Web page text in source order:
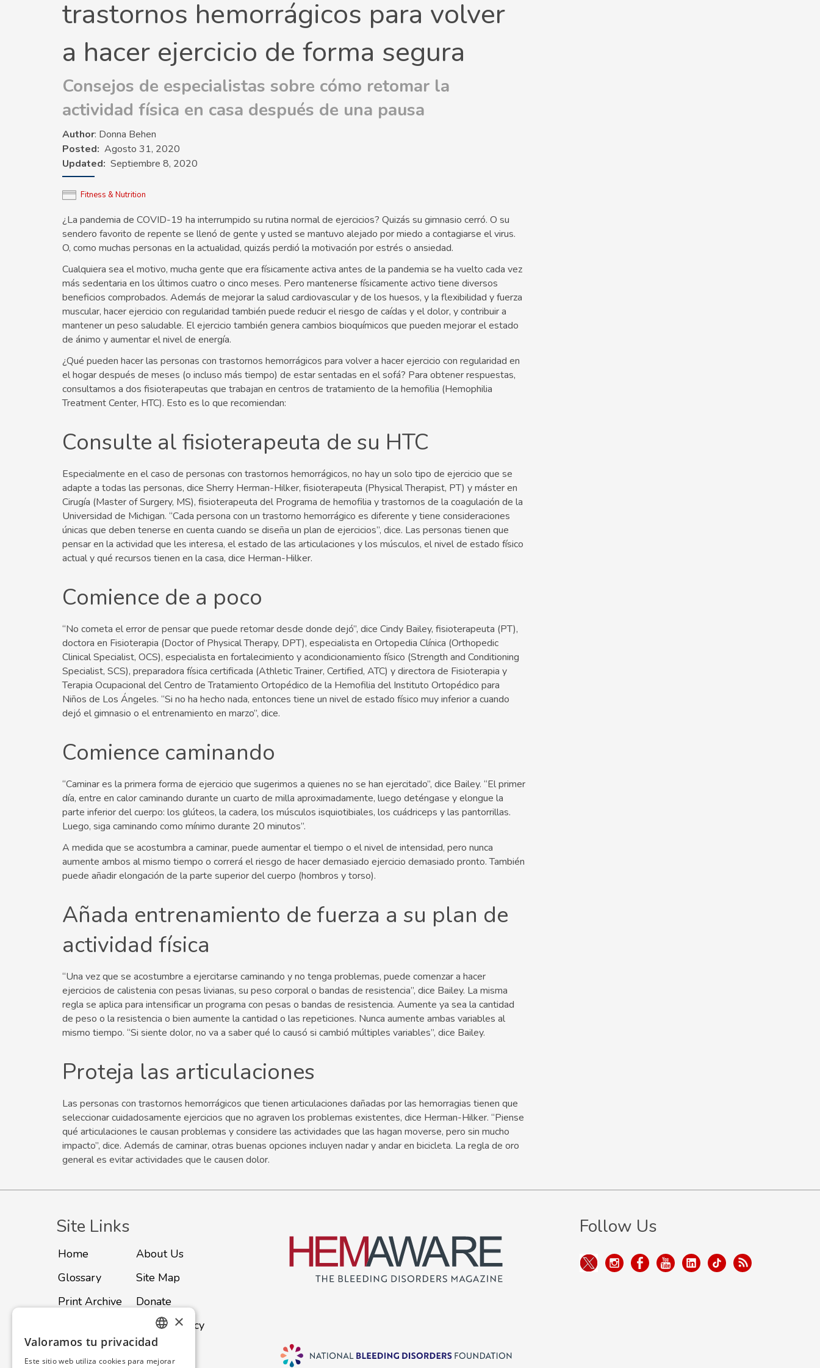
trastornos hemorrágicos para volver
a hacer ejercicio de forma segura
Consejos de especialistas sobre cómo retomar la
actividad física en casa después de una pausa
Author: Donna Behen
Posted Agosto 31, 2020
Updated Septiembre 8, 2020
Fitness & Nutrition
¿La pandemia de COVID-19 ha interrumpido su rutina normal de ejercicios? Quizás su gimnasio cerró. O su
sendero favorito de repente se llenó de gente y usted se mantuvo alejado por miedo a contagiarse el virus.
O, como muchas personas en la actualidad, quizás perdió la motivación por estrés o ansiedad.
Cualquiera sea el motivo, mucha gente que era físicamente activa antes de la pandemia se ha vuelto cada vez
más sedentaria en los últimos cuatro o cinco meses. Pero mantenerse físicamente activo tiene diversos
beneficios comprobados. Además de mejorar la salud cardiovascular y de los huesos, y la flexibilidad y fuerza
muscular, hacer ejercicio con regularidad también puede reducir el riesgo de caídas y el dolor, y contribuir a
mantener un peso saludable. El ejercicio también genera cambios bioquímicos que pueden mejorar el estado
de ánimo y aumentar el nivel de energía.
¿Qué pueden hacer las personas con trastornos hemorrágicos para volver a hacer ejercicio con regularidad en
el hogar después de meses (o incluso más tiempo) de estar sentadas en el sofá? Para obtener respuestas,
consultamos a dos fisioterapeutas que trabajan en centros de tratamiento de la hemofilia (Hemophilia
Treatment Center, HTC). Esto es lo que recomiendan:
Consulte al fisioterapeuta de su HTC
Especialmente en el caso de personas con trastornos hemorrágicos, no hay un solo tipo de ejercicio que se
adapte a todas las personas, dice Sherry Herman-Hilker, fisioterapeuta (Physical Therapist, PT) y máster en
Cirugía (Master of Surgery, MS), fisioterapeuta del Programa de hemofilia y trastornos de la coagulación de la
Universidad de Michigan. “Cada persona con un trastorno hemorrágico es diferente y tiene consideraciones
únicas que deben tenerse en cuenta cuando se diseña un plan de ejercicios”, dice. Las personas tienen que
pensar en la actividad que les interesa, el estado de las articulaciones y los músculos, el nivel de estado físico
actual y qué recursos tienen en la casa, dice Herman-Hilker.
Comience de a poco
“No cometa el error de pensar que puede retomar desde donde dejó”, dice Cindy Bailey, fisioterapeuta (PT),
doctora en Fisioterapia (Doctor of Physical Therapy, DPT), especialista en Ortopedia Clínica (Orthopedic
Clinical Specialist, OCS), especialista en fortalecimiento y acondicionamiento físico (Strength and Conditioning
Specialist, SCS), preparadora física certificada (Athletic Trainer, Certified, ATC) y directora de Fisioterapia y
Terapia Ocupacional del Centro de Tratamiento Ortopédico de la Hemofilia del Instituto Ortopédico para
Niños de Los Ángeles. “Si no ha hecho nada, entonces tiene un nivel de estado físico muy inferior a cuando
dejó el gimnasio o el entrenamiento en marzo”, dice.
Comience caminando
“Caminar es la primera forma de ejercicio que sugerimos a quienes no se han ejercitado”, dice Bailey. “El primer
día, entre en calor caminando durante un cuarto de milla aproximadamente, luego deténgase y elongue la
parte inferior del cuerpo: los glúteos, la cadera, los músculos isquiotibiales, los cuádriceps y las pantorrillas.
Luego, siga caminando como mínimo durante 20 minutos”.
A medida que se acostumbra a caminar, puede aumentar el tiempo o el nivel de intensidad, pero nunca
aumente ambos al mismo tiempo o correrá el riesgo de hacer demasiado ejercicio demasiado pronto. También
puede añadir elongación de la parte superior del cuerpo (hombros y torso).
Añada entrenamiento de fuerza a su plan de
actividad física
“Una vez que se acostumbre a ejercitarse caminando y no tenga problemas, puede comenzar a hacer
ejercicios de calistenia con pesas livianas, su peso corporal o bandas de resistencia”, dice Bailey. La misma
regla se aplica para intensificar un programa con pesas o bandas de resistencia. Aumente ya sea la cantidad
de peso o la resistencia o bien aumente la cantidad o las repeticiones. Nunca aumente ambas variables al
mismo tiempo. “Si siente dolor, no va a saber qué lo causó si cambió múltiples variables”, dice Bailey.
Proteja las articulaciones
Las personas con trastornos hemorrágicos que tienen articulaciones dañadas por las hemorragias tienen que
seleccionar cuidadosamente ejercicios que no agraven los problemas existentes, dice Herman-Hilker. “Piense
qué articulaciones le causan problemas y considere las actividades que las hagan moverse, pero sin mucho
impacto”, dice. Además de caminar, otras buenas opciones incluyen nadar y andar en bicicleta. La regla de oro
general es evitar actividades que le causen dolor.
Site Links
Home
About Us
Glossary
Site Map
Print Archive
Donate
Privacy Policy
Subscribe
Contact
Follow Us
SPANISH
×
Valoramos tu privacidad
Este sitio web utiliza cookies para mejorar